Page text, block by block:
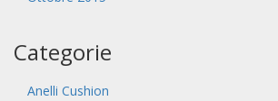
Categorie
Anelli Cushion